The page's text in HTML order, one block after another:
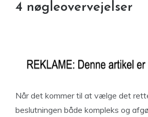
4 nøgleovervejelser
Når det kommer til at vælge det
beslutningen både kompleks og